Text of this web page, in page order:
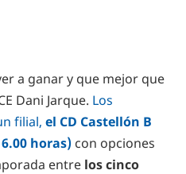
a ganar y que mejor que
Dani Jarque. Los
filial, el CD Castellón B
horas) con opciones
entre los cinco